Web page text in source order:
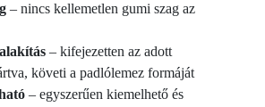
– nincs kellemetlen gumi szag az
– kifejezetten az adott
követi a padlólemez formáját
– egyszerűen kiemelhető és